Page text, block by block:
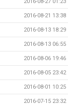
2016-08-21 13:38
2016-08-13 18:29
2016-08-13 06:55
2016-08-06 19:46
2016-08-05 23:42
2016-08-01 10:25
2016-07-15 23:32